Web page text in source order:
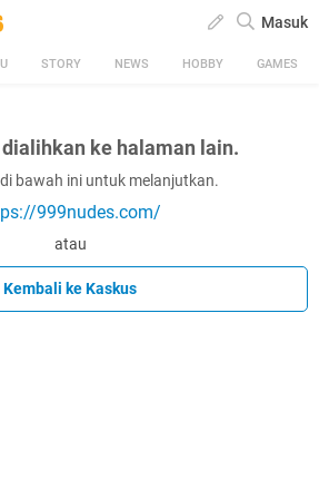
Masuk
STORY NEWS HOBBY GAMES
ke halaman lain.
bawah ini untuk melanjutkan.
999nudes.com/
atau
Kembali ke Kaskus